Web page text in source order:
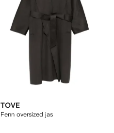
TOVE
Fenn oversized jas